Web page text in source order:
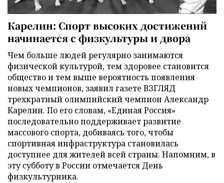
Карелин: Спорт высоких достижений
начинается с физкультуры и двора
Чем больше людей регулярно занимаются
физической культурой, тем здоровее становится
общество и тем выше вероятность появления
новых чемпионов, заявил газете ВЗГЛЯД
трехкратный олимпийский чемпион Александр
Карелин. По его словам, «Единая Россия»
последовательно поддерживает развитие
массового спорта, добиваясь того, чтобы
спортивная инфраструктура становилась
доступнее для жителей всей страны. Напомним, в
эту субботу в России отмечается День
физкультурника.